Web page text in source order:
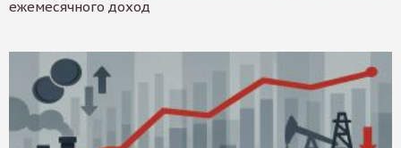
ежемесячного доход